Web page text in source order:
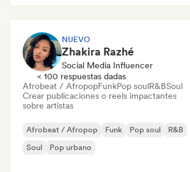
NUEVO
Zhakira Razhé
Social Media Influencer
< 100 respuestas dadas
Afrobeat / AfropopFunkPop soulR&BSoul
Crear publicaciones o reels impactantes
sobre artistas
Afrobeat / Afropop Funk Pop soul
R&B
Soul
Pop urbano